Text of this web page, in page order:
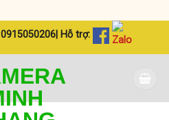
0915050206 | Hỗ trợ: